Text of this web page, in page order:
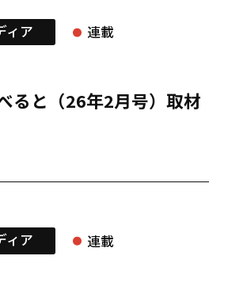
ィア 連載
ると（26年2月号）取材
ィア 連載